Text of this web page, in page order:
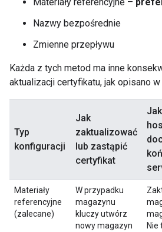
Nazwy bezpośrednie
Zmienne przepływu
Każda z tych metod ma inne
aktualizacji certyfikatu, jak opisano
Typ
konfiguracji
Jak
zaktualizować
lub zastąpić
certyfikat
Materiały
referencyjne
(zalecane)
W przypadku
magazynu
kluczy utwórz
nowy magazyn
Nie